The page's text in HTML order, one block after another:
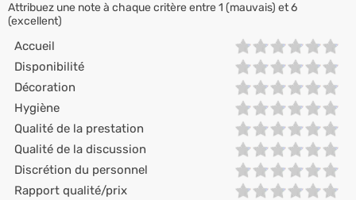
Attribuez une note à chaque critère entre 1 (mauvais) et 6
(excellent)
Accueil
Disponibilité
Décoration
Hygiène
Qualité de la prestation
Qualité de la discussion
Discrétion du personnel
Rapport qualité/prix